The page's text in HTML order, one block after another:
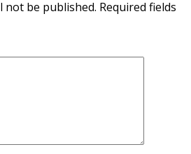
not be published. Required fields